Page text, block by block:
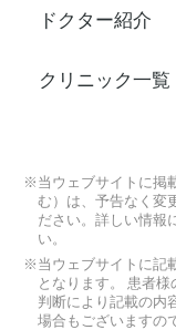
ドクター紹介
クリニック一覧
※当ウェブサイトに掲
む）は、予告なく変
ださい。詳しい情報
い。
※当ウェブサイトに記
となります。 患者
判断により記載の内
場合もございますの